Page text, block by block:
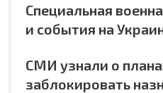
Специальная
и события на
СМИ узнали о
заблокировать